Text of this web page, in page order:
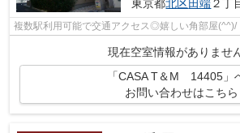
東京都北区田端２丁
複数駅利用可能で交通アクセス◎嬉しい角部屋(^^)/
現在空室情報がありませ
「CASA T＆M 14405」
お問い合わせはこちら